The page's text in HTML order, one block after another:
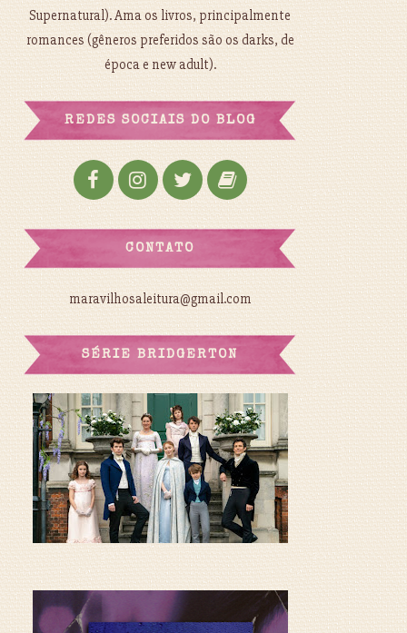
Supernatural). Ama os livros, principalmente
romances (gêneros preferidos são os darks, de
época e new adult).
REDES SOCIAIS DO BLOG
CONTATO
maravilhosaleitura@gmail.com
SÉRIE BRIDGERTON